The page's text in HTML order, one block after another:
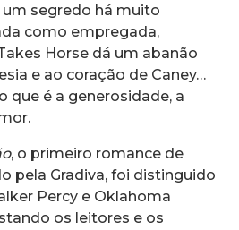
segredo há muito
como empregada,
Horse dá um abanão
e ao coração de Caney…
que é a generosidade, a
, o primeiro romance de
pela Gradiva, foi distinguido
Percy e Oklahoma
os leitores e os